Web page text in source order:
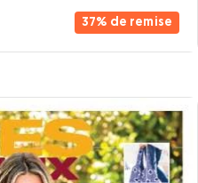
37% de remise